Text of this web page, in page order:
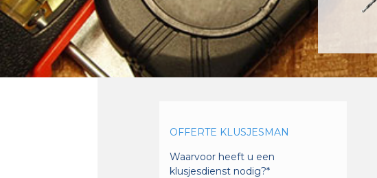
OFFERTE KLUSJESMAN
Waarvoor heeft u een
klusjesdienst nodig?*